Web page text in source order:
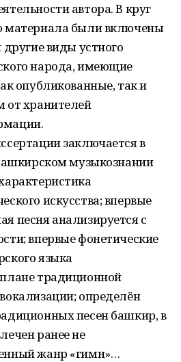
автора. В круг
материала были включены
виды устного
народа, имеющие
опубликованные, так и
от хранителей
заключается в
музыкознании
искусства; впервые
песня анализируется с
впервые фонетические
языка
традиционной
определён
песен башкир, в
ранее не
жанр «гимн»…